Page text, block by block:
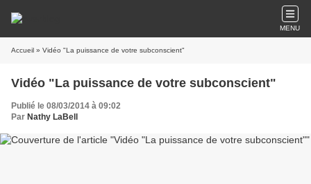
MENU
Accueil » Vidéo "La puissance de votre subconscient"
Vidéo "La puissance de votre subconscient"
Publié le 08/03/2014 à 09:02
Par Nathy LaBell